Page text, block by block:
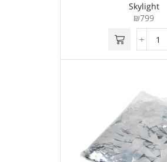
Skylight
₪799